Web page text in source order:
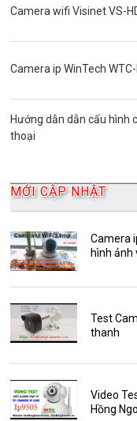
VR Camera
YooSee
AKwell
Bảng Báo Giá AKwell
Bộ Camera Quan sát
Camera Zoom
HDParagon
Phụ Kiện Điện Thoại
Pin Sạc dự phòng AKwell
Thông báo
Thẻ nhớ 16GB
Thẻ nhớ 32GB
Camera wifi Visinet VS-
Camera ip WinTech
Hướng dẫn dẫn cấu hình
thoại
MỚI CẬP NHẬT
Camera
hình ảnh
Test
thanh
Video
Hồng